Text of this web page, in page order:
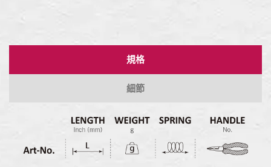
規格
細節